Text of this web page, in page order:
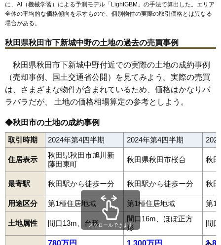
65 桜台 14万円 950万円 22.6%
66
68 牛島南 14万円 927万円 20.4%
69 楢山共和町 14万円 768万円 6.3%
70 仁井田栄町 14万円 832万円 12.9%
71 牛島西 14万円 718万円 9.0%
72 御所野堤台 14万円 866万円
73 楢山愛宕下 14万円
74 楢山本町 14万円 1,027万円 13.5%
75 将軍野向山 14万円 820万円 24.9%
76 楢山石塚町 982万円 14.5%
14万円
79 将軍野堰越 14万円 811万円 16.1%
80 仁井田福島 14万円 1,134万円 14.4%
81 仁井田本町 14万円 971万円 16.1%
に、AI（機械学習）による予測モデル「LightGBM」の手法で算出した。エリア
全体の平均的な価格傾向を示すもので、個別物件の実際の取引価格とは異なる
場合がある。
秋田県秋田市下新城中野の土地の過去の売買事例
秋田県秋田市下新城中野付近での実際の土地の成約事例
（売却事例、国土交通省公開）を見てみよう。実際の売買
は、さまざまな物件が含まれているため、価格はかなりバ
ラバラだが、 土地の価格相場算定の参考としよう。
◆秋田市の土地の成約事例
取引時期 2024年第4四半期 2024年第4四半期
住居表示
秋田県秋田市旭川新
藤田東町
秋田県秋田市桜台 秋
最寄駅 秋田駅から徒歩ー分 秋田駅から徒歩ー分 秋
用途区分 第1種住居地域 第1種住居地域 第1
土地属性 間口13m、台形
間口16m、ほぼ正方
形
間
780万円 1,300万円
スクロールできます
新屋大川町新屋扇町新屋沖田町
新屋勝平町新屋北浜町新屋栗田町新屋寿町新屋田尻沢中町
新屋田尻沢東町新屋鳥木町新屋比内町新屋日吉町
新屋船場町新屋前野町新屋町新屋松美ガ丘北町
新屋松美ガ丘東町新屋松美ガ丘南町新屋松美町 新屋南浜町
新屋元町
新屋豊町新屋割山町 飯島飯田飯島川端
飯島新町飯島鼠田飯島松根西町飯島松根東町飯島美砂町
飯島道東
飯島緑丘町 泉一ノ坪 泉釜ノ町 泉中央
泉東町
泉南牛島西牛島東牛島南 大住大平台大町御野場卸町
金足追分金足小泉金足下刈上北手荒巻上北手猿田
上北手百崎川尻上野町川尻大川町 川尻御休町川尻新川町
川尻総社町川尻町川尻みよし町川尻若葉町河辺北野田高屋
河辺三内
河辺松渕河辺諸井
河辺和田
川元小川町川元開和町旭南旭北錦町港北新町
高陽幸町御所野地蔵田御所野下堤御所野堤台御所野元町
御所野湯本桜桜ガ丘 山王新町山王中島町